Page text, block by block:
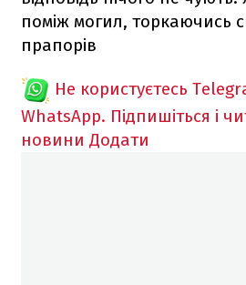
поміж могил, торкаючись
прапорів
Не користуєтесь
WhatsApp. Підпишіться і
новини Додати